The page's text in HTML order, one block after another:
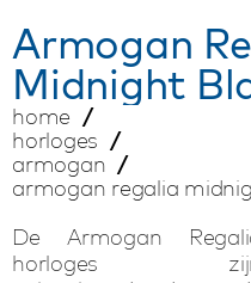
Armogan
Midnight
home
horloges
armogan
armogan regalia
De Armogan
horloges